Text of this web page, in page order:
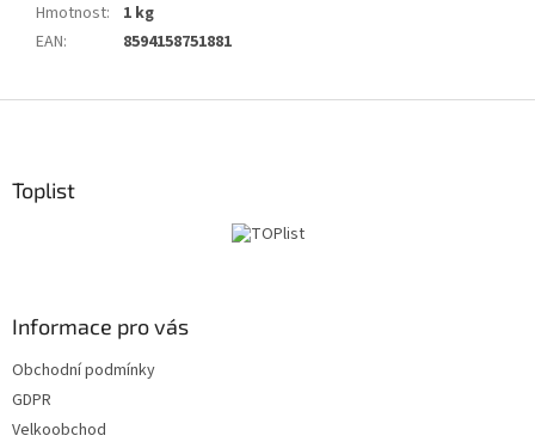
Hmotnost:
1 kg
EAN: 8594158751881
Toplist
Informace pro vás
Obchodní podmínky
GDPR
Velkoobchod